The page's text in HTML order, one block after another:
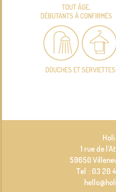
TOUT ÂGE,
DÉBUTANTS À CONFIRMÉS
DOUCHES ET SERVIETTES
Holi
1 rue de
59650
Tel : 03 20